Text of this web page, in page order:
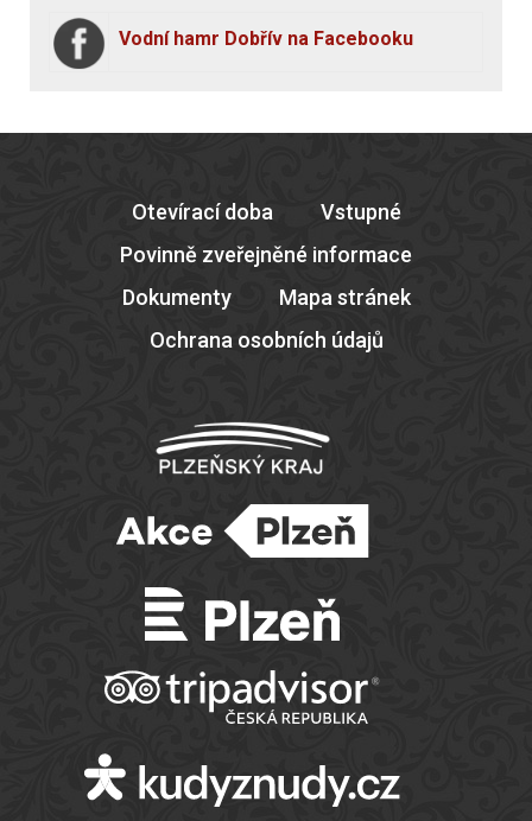
Vodní hamr Dobřív na Facebooku
Otevírací doba
Vstupné
Povinně zveřejněné informace
Dokumenty
Mapa stránek
Ochrana osobních údajů